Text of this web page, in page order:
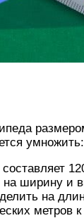
ширину и
на
метров к